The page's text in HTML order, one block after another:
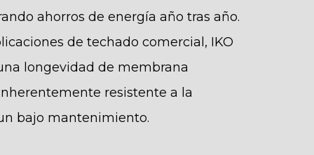
ahorros de energía año tras año.
de techado comercial, IKO
longevidad de membrana
resistente a la
bajo mantenimiento.